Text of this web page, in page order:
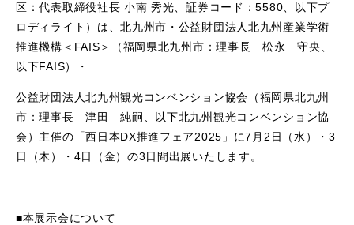
区：代表取締役社長 小南 秀光、証券コード：5580、以下プ
ロディライト）は、北九州市・公益財団法人北九州産業学術
推進機構＜FAIS＞（福岡県北九州市：理事長 松永 守央、
以下FAIS）・
公益財団法人北九州観光コンベンション協会（福岡県北九州
市：理事長 津田 純嗣、以下北九州観光コンベンション協
会）主催の「西日本DX推進フェア2025」に7月2日（水）・3
日（木）・4日（金）の3日間出展いたします。
■本展示会について